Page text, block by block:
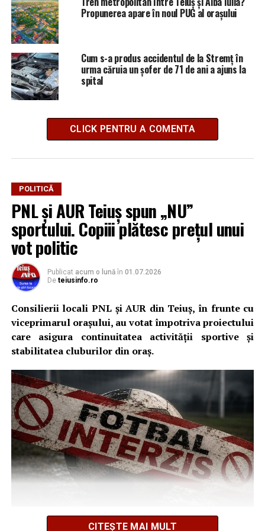
Propunerea apare în noul PUG al orașului
Cum s-a produs accidentul de la Stremț în
urma căruia un șofer de 71 de ani a ajuns la
spital
CLICK PENTRU A COMENTA
POLITICĂ
PNL și AUR Teiuș spun „NU”
sportului. Copiii plătesc prețul unui
vot politic
Publicat acum o lună în 01.07.2026
De teiusinfo.ro
Consilierii locali PNL și AUR din Teiuș, în frunte cu
viceprimarul orașului, au votat împotriva proiectului
care asigura continuitatea activității sportive și
stabilitatea cluburilor din oraș.
Decizia vine într-un moment esențial. Până la 15 iulie,
CITEȘTE MAI MULT